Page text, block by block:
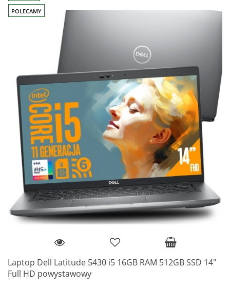
POLECAMY
Laptop Dell Latitude 5430 i5 16GB RAM 512GB SSD 14"
Full HD powystawowy